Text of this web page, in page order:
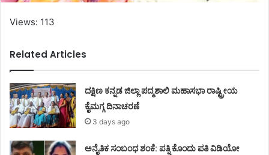
Views: 113
Related Articles
ದಕ್ಷಿಣ ಕನ್ನಡ ಜಿಲ್ಲಾ ಪದ್ಮಶಾಲಿ ಮಹಾಸಭಾ ರಾಷ್ಟ್ರೀಯ
ಕೈಮಗ್ಗ ದಿನಾಚರಣೆ
3 days ago
ಅನೈತಿಕ ಸಂಬಂಧ ಶಂಕೆ: ಪತ್ನಿ ಕೊಂದು ಪತಿ ವಿಡಿಯೋ